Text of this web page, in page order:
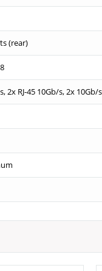
(rear)
2x RJ-45 10Gb/s, 2x 10Gb/